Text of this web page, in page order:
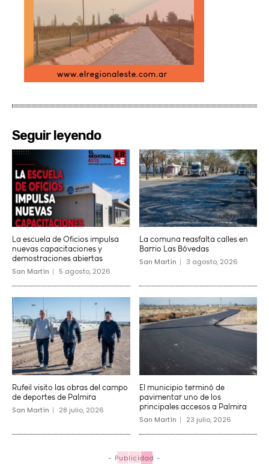
Seguir leyendo
La escuela de Oficios impulsa
nuevas capacitaciones y
demostraciones abiertas
San Martín 5 agosto, 2026
La comuna reasfalta calles en
Barrio Las Bóvedas
San Martín 3 agosto, 2026
Rufeil visito las obras del campo
de deportes de Palmira
San Martín 28 julio, 2026
El municipio terminó de
pavimentar uno de los
principales accesos a Palmira
San Martín 23 julio, 2026
- Publicidad -